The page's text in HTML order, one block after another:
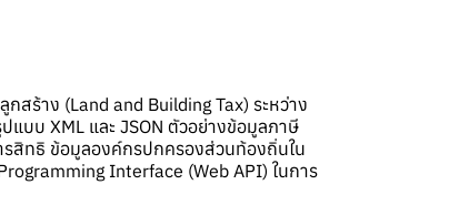
ร้าง (Land and Building Tax) ระหว่าง
แบบ XML และ JSON ตัวอย่างข้อมูลภาษี
รสิทธิ ข้อมูลองค์กรปกครองส่วนท้องถิ่นใน
Interface (Web API) ในการ